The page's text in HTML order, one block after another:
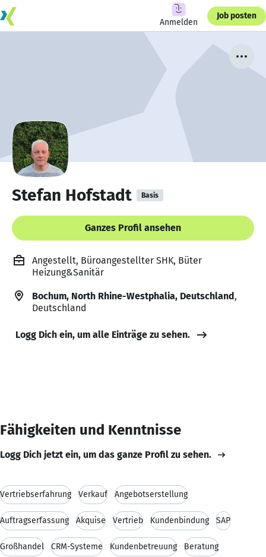
Anmelden
Job posten
Stefan Hofstadt Basis
Ganzes Profil ansehen
Angestellt, Büroangestellter SHK, Büter
Heizung&Sanitär
Bochum, North Rhine-Westphalia, Deutschland,
Deutschland
Logg Dich ein, um alle Einträge zu sehen.
Fähigkeiten und Kenntnisse
Logg Dich jetzt ein, um das ganze Profil zu sehen.
Vertriebserfahrung Verkauf Angebotserstellung
Auftragserfassung Akquise Vertrieb Kundenbindung SAP
Großhandel CRM-Systeme Kundenbetreuung Beratung